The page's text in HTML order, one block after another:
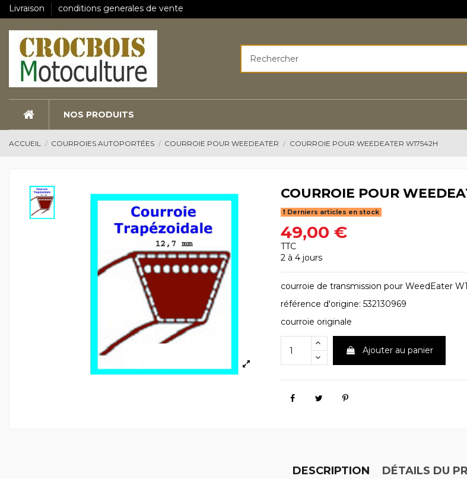
Livraison conditions generales de vente
NOS PRODUITS
ACCUEIL COURROIES AUTOPORTÉES COURROIE POUR WEEDEATER COURROIE POUR WEEDEATER W17542H
COURROIE POUR
Derniers articles en stock
49,00 €
TTC
2 à 4 jours
courroie de transmission pour WeedEater
référence d'origine: 532130969
courroie originale
Ajouter au panier
DESCRIPTION DÉTAILS DU